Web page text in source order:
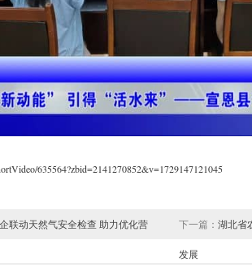
635564?zbid=2141270852&v=1729147121045
联动天然气安全检查 助力优化营 下一篇： 湖北省
发展